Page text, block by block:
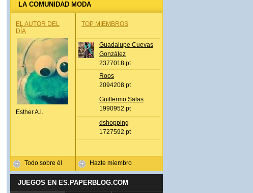
LA COMUNIDAD MODA
EL AUTOR DEL
DÍA
Esther A.l.
Todo sobre él
TOP MIEMBROS
Guadalupe Cuevas
González
2377018 pt
Roos
2094208 pt
Guillermo Salas
1990952 pt
dshopping
1727592 pt
Hazte miembro
JUEGOS EN ES.PAPERBLOG.COM